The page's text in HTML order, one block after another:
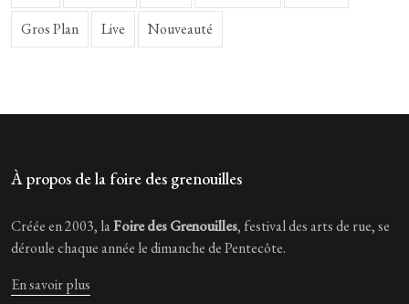
Gros Plan Live Nouveauté
À propos de la foire des grenouilles
Créée en 2003, laFoire des Grenouilles, festival des arts de rue, se
déroule chaque année le dimanche de Pentecôte.
En savoir plus